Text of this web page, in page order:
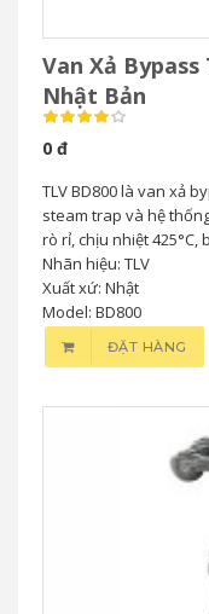
Van Xả Bypass
Nhật Bản
0 đ
TLV BD800 là van xả
steam trap và hệ
rò rỉ, chịu nhiệt 425°C,
Nhãn hiệu: TLV
Xuất xứ: Nhật
Model: BD800
ĐẶT HÀNG